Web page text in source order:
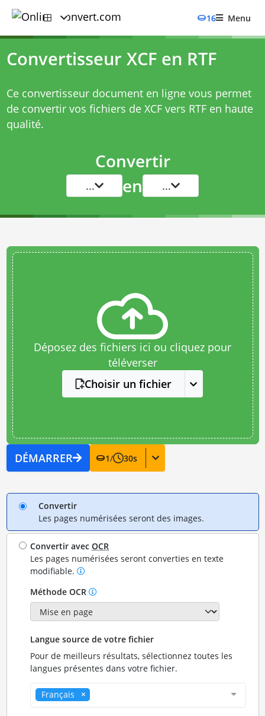
16 Menu
Convertisseur XCF en RTF
Ce convertisseur document en ligne vous permet
de convertir vos fichiers de XCF vers RTF en haute
qualité.
Convertir
... en ...
Déposez des fichiers ici ou cliquez pour
téléverser
Choisir un fichier
DÉMARRER 1/ 30s
Convertir
Les pages numérisées seront des images.
Convertir avecOCR
Les pages numérisées seront converties en texte
modifiable.
Méthode OCR
Langue source de votre fichier
Pour de meilleurs résultats, sélectionnez toutes les
langues présentes dans votre fichier.
Français